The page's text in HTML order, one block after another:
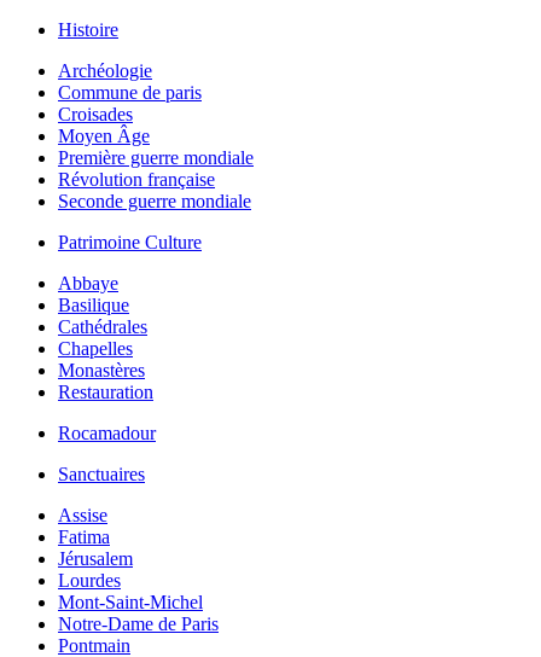
Histoire
Archéologie
Commune de paris
Croisades
Moyen Âge
Première guerre mondiale
Révolution française
Seconde guerre mondiale
Patrimoine Culture
Abbaye
Basilique
Cathédrales
Chapelles
Monastères
Restauration
Rocamadour
Sanctuaires
Assise
Fatima
Jérusalem
Lourdes
Mont-Saint-Michel
Notre-Dame de Paris
Pontmain